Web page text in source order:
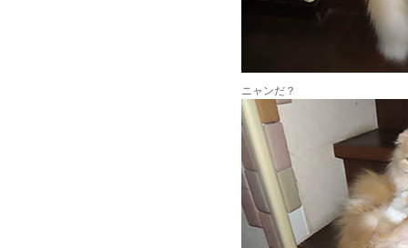
ニャンだ？